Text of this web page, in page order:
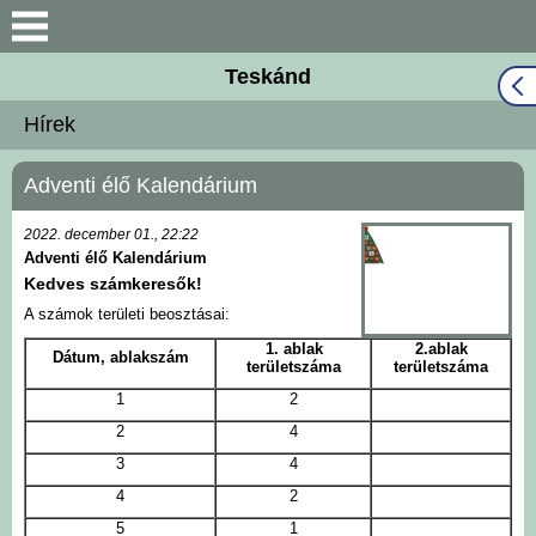
Keresés
Közös Önkormányzati
Hivatal
Naptár
Választási információk
Bemutatkozás
Önkormányzat
Teskánd
Hírek
Adventi élő Kalendárium
2022. december 01., 22:22
Adventi élő Kalendárium
Kedves számkeresők!
A számok területi beosztásai:
Dátum, ablakszám
1. ablak
területszáma
2.ablak
területszáma
1
2
2
4
3
4
4
2
5
1